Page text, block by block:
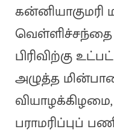
கன்னியாகுமரி
வெள்ளிச்சந்தை
பிரிவிற்கு
அழுத்த
பராமரிப்புப்